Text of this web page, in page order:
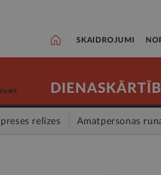
SKAIDROJUMI
relīzes Amatpersonas